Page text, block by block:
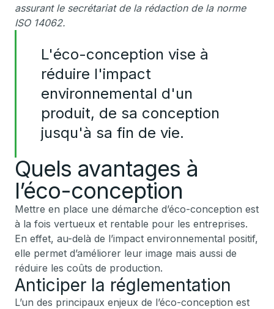
assurant le secrétariat de la rédaction de la norme
ISO 14062.
L'éco-conception vise à
réduire l'impact
environnemental d'un
produit, de sa conception
jusqu'à sa fin de vie.
Quels avantages à
l’éco-conception
Mettre en place une démarche d’éco-conception est
à la fois vertueux et rentable pour les entreprises.
En effet, au-delà de l’impact environnemental positif,
elle permet d’améliorer leur image mais aussi de
réduire les coûts de production.
Anticiper la réglementation
L’un des principaux enjeux de l’éco-conception est